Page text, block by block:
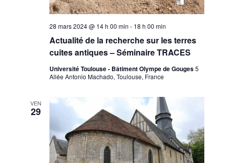
Actualité de la recherche sur les terres
cuites antiques – Séminaire TRACES
28 mars 2024 @ 14 h 00 min - 18 h 00 min
Université Toulouse - Bâtiment Olympe de Gouges5
Allée Antonio Machado, Toulouse, France
VEN
29